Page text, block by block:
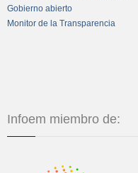
Gobierno abierto
Monitor de la Transparencia
Infoem miembro de: